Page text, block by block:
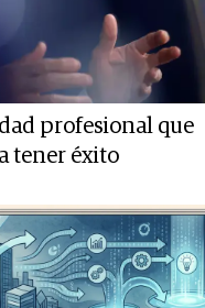
profesional que
tener éxito